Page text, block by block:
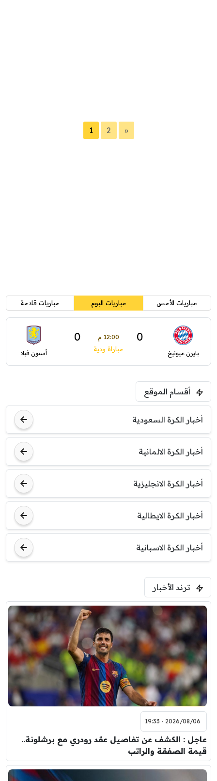
1 2 »
مباريات الأمس مباريات اليوم مباريات قادمة
بايرن ميونيخ
0 12:00 م 0
مباراة ودية أستون فيلا
أقسام الموقع
أخبار الكرة السعودية
أخبار الكرة الالمانية
أخبار الكرة الانجليزية
أخبار الكرة الايطالية
أخبار الكرة الاسبانية
ترند الأخبار
2026/08/06 - 19:33
عاجل : الكشف عن تفاصيل عقد رودري مع برشلونة..
قيمة الصفقة والراتب